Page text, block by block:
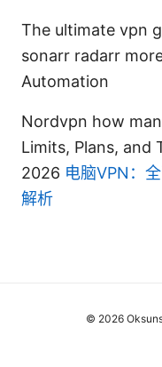
The ultimate vpn
sonarr radarr
Automation
Nordvpn how
Limits, Plans, and
2026 电脑VPN：
解析
© 2026